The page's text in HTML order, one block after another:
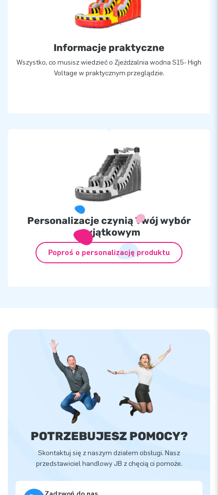
Informacje praktyczne
Wszystko, co musisz wiedzieć o Zjeżdżalnia wodna S15- High
Voltage w praktycznym przeglądzie.
Personalizacje czynią Twój wybór
wyjątkowym
Poproś o personalizację produktu
POTRZEBUJESZ POMOCY?
Skontaktuj się z naszym działem obsługi. Nasz
przedstawiciel handlowy JB z chęcią ci pomoże.